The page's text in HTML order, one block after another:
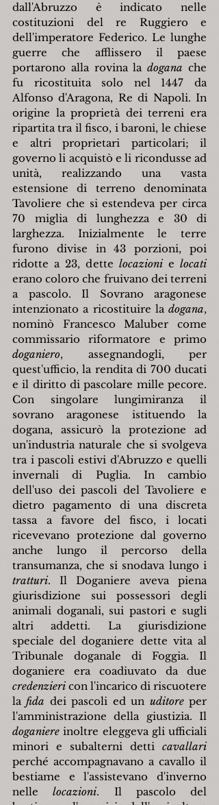
dall'Abruzzo è indicato nelle
costituzioni del re Ruggiero e
dell'imperatore Federico. Le lunghe
guerre che afflissero il paese
portarono alla rovina la dogana che
fu ricostituita solo nel 1447 da
Alfonso d'Aragona, Re di Napoli. In
origine la proprietà dei terreni era
ripartita tra il fisco, i baroni, le chiese
e altri proprietari particolari; il
governo li acquistò e li ricondusse ad
unità, realizzando una vasta
estensione di terreno denominata
Tavoliere che si estendeva per circa
70 miglia di lunghezza e 30 di
larghezza. Inizialmente le terre
furono divise in 43 porzioni, poi
ridotte a 23, dette locazioni e locati
erano coloro che fruivano dei terreni
a pascolo. Il Sovrano aragonese
intenzionato a ricostituire la dogana,
nominò Francesco Maluber come
doganiero, assegnandogli, per
quest'ufficio, la rendita di 700 ducati
e il diritto di pascolare mille pecore.
Con singolare lungimiranza il
sovrano aragonese istituendo la
dogana, assicurò la protezione ad
un'industria naturale che si svolgeva
tra i pascoli estivi d'Abruzzo e quelli
invernali di Puglia. In cambio
dell'uso dei pascoli del Tavoliere e
dietro pagamento di una discreta
tassa a favore del fisco, i locati
ricevevano protezione dal governo
anche lungo il percorso della
tratturi. Il Doganiere aveva piena
giurisdizione sui possessori degli
animali doganali, sui pastori e sugli
altri addetti. La giurisdizione
speciale del doganiere dette vita al
Tribunale doganale di Foggia. Il
credenzieri con l'incarico di riscuotere
la fida dei pascoli ed un uditore per
doganiere inoltre eleggeva gli ufficiali
minori e subalterni detti cavallari
perché accompagnavano a cavallo il
bestiame e l'assistevano d'inverno
nelle locazioni. Il pascolo del